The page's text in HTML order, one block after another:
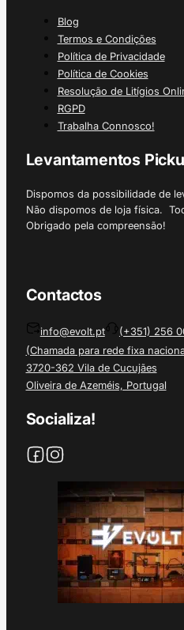
Blog
Termos e Condições
Política de Privacidade
Política de Cookies
Resolução de Litígios
RGPD
Trabalha Connosco!
Levantamentos
Dispomos da possibilidade de
Não dispomos de loja física.
Obrigado pela compreensão!
Contactos
info@evolt.pt
(+351) 256
(Chamada para rede fixa
3720-362 Vila de Cucujães
Oliveira de Azeméis, Portugal
Socializa!